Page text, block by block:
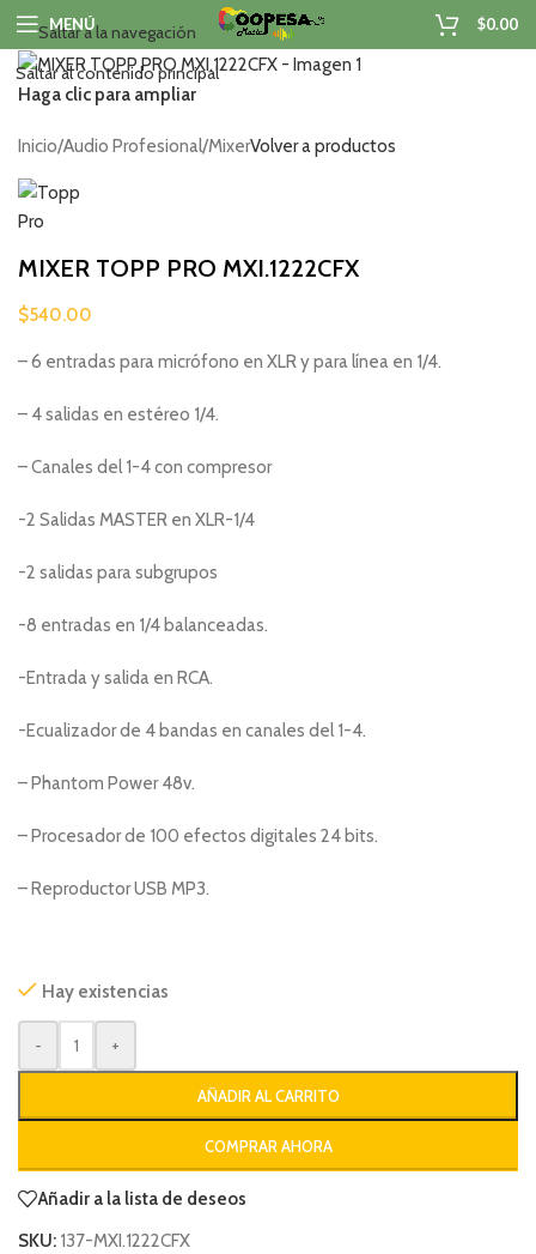
Saltar a la navegación
Saltar al contenido principal
MENÚ $0.00
Haga clic para ampliar
Inicio/Audio Profesional/MixerVolver a productos
MIXER TOPP PRO MXI.1222CFX
$540.00
– 6 entradas para micrófono en XLR y para línea en 1/4.
– 4 salidas en estéreo 1/4.
– Canales del 1-4 con compresor
-2 Salidas MASTER en XLR-1/4
-2 salidas para subgrupos
-8 entradas en 1/4 balanceadas.
-Entrada y salida en RCA.
-Ecualizador de 4 bandas en canales del 1-4.
– Phantom Power 48v.
– Procesador de 100 efectos digitales 24 bits.
– Reproductor USB MP3.
Hay existencias
- +
AÑADIR AL CARRITO
COMPRAR AHORA
Añadir a la lista de deseos
SKU: 137-MXI.1222CFX